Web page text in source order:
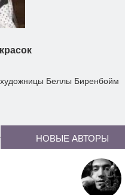
Беллы Биренбойм
НОВЫЕ АВТОРЫ